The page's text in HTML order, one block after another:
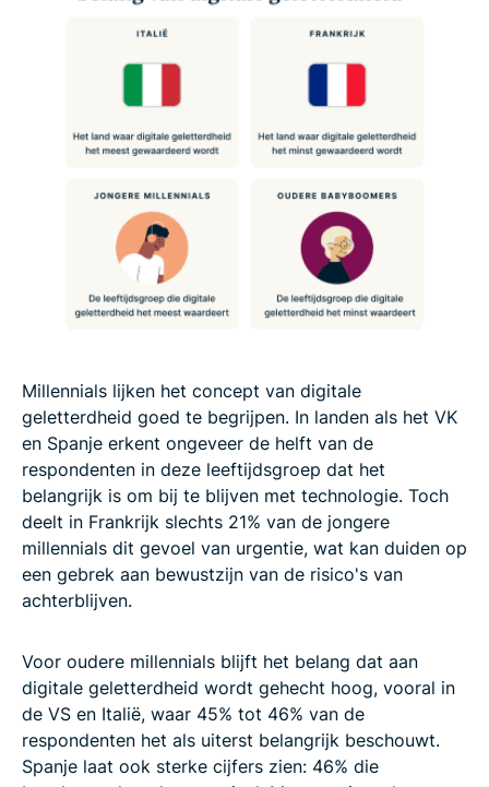
Millennials lijken het concept van digitale
geletterdheid goed te begrijpen. In landen als het VK
en Spanje erkent ongeveer de helft van de
respondenten in deze leeftijdsgroep dat het
belangrijk is om bij te blijven met technologie. Toch
deelt in Frankrijk slechts 21% van de jongere
millennials dit gevoel van urgentie, wat kan duiden op
een gebrek aan bewustzijn van de risico's van
achterblijven.
Voor oudere millennials blijft het belang dat aan
digitale geletterdheid wordt gehecht hoog, vooral in
de VS en Italië, waar 45% tot 46% van de
respondenten het als uiterst belangrijk beschouwt.
Spanje laat ook sterke cijfers zien: 46% die